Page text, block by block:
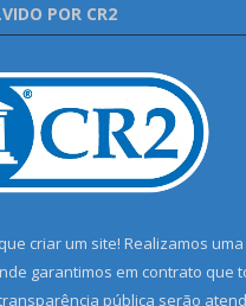
POR CR2
criar um site! Realizamos
garantimos em contrato que
pública serão